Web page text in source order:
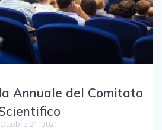
Annuale del Comitato
Ottobre 21, 2021